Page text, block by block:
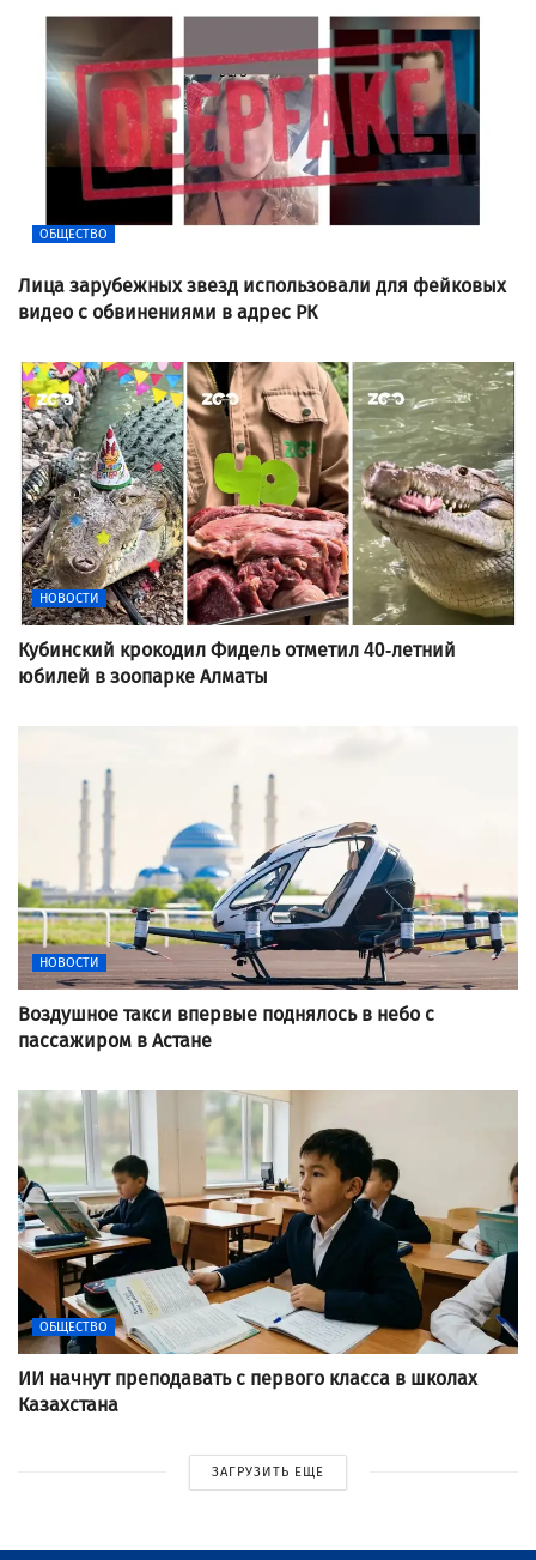
ОБЩЕСТВО
Лица зарубежных звезд использовали для фейковых
видео с обвинениями в адрес РК
НОВОСТИ
Кубинский крокодил Фидель отметил 40-летний
юбилей в зоопарке Алматы
НОВОСТИ
Воздушное такси впервые поднялось в небо с
пассажиром в Астане
ОБЩЕСТВО
ИИ начнут преподавать с первого класса в школах
Казахстана
ЗАГРУЗИТЬ ЕЩЕ